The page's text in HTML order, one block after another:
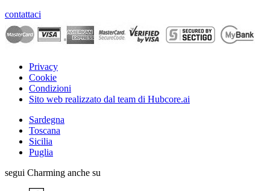
contattaci
Privacy
Cookie
Condizioni
Sito web realizzato dal team di Hubcore.ai
Sardegna
Toscana
Sicilia
Puglia
segui Charming anche su